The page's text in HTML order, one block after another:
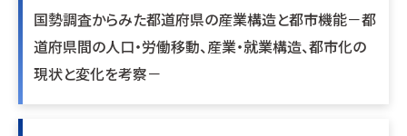
国勢調査からみた都道府県の産業構造と都市機能－都
道府県間の人口・労働移動、産業・就業構造、都市化の
現状と変化を考察－